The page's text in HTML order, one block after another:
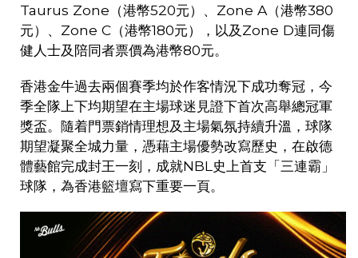
Taurus Zone （港幣520元）、 Zone A（港幣380
元）、 Zone C （港幣180元），以及Zone D連同傷
健人士及陪同者票價為港幣80元。
香港金牛過去兩個賽季均於作客情況下成功奪冠，今
季全隊上下均期望在主場球迷見證下首次高舉總冠軍
獎盃。隨着門票銷情理想及主場氣氛持續升溫，球隊
期望凝聚全城力量，憑藉主場優勢改寫歷史，在啟德
體藝館完成封王一刻，成就NBL史上首支「三連霸」
球隊，為香港籃壇寫下重要一頁。